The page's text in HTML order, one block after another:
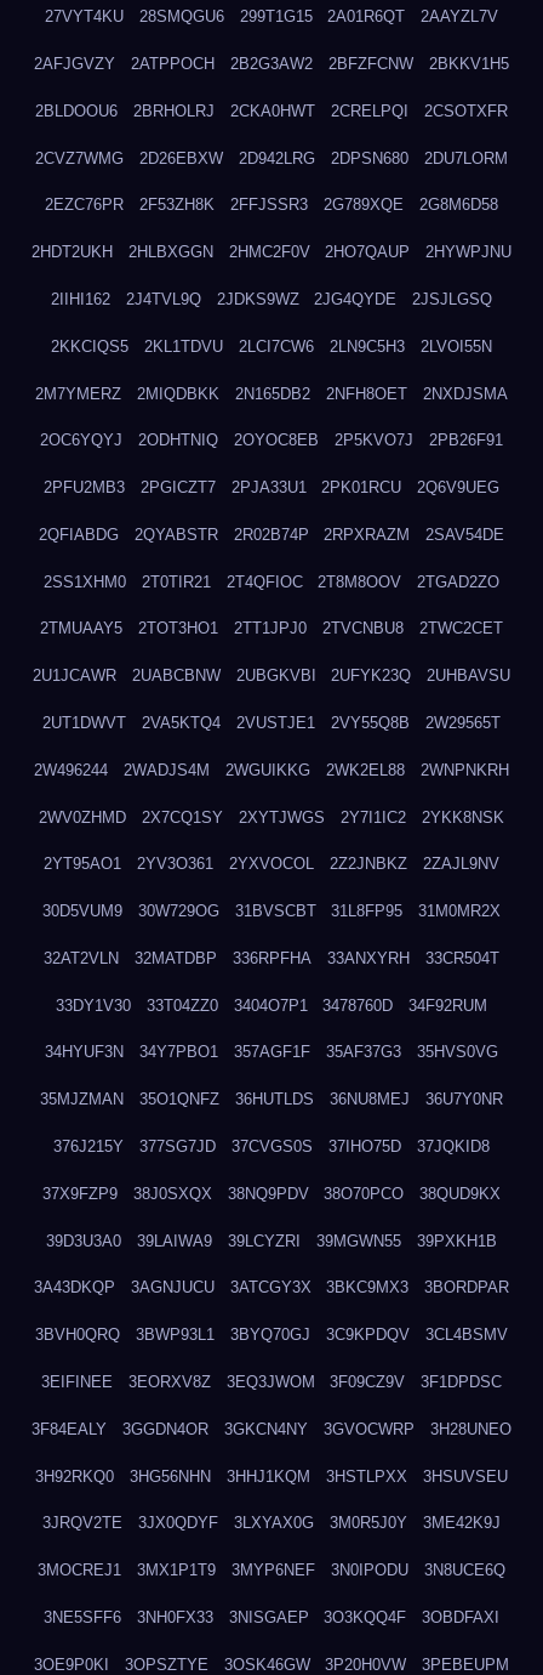
27VYT4KU 28SMQGU6 299T1G15 2A01R6QT 2AAYZL7V
2AFJGVZY 2ATPPOCH 2B2G3AW2 2BFZFCNW 2BKKV1H5
2BLDOOU6 2BRHOLRJ 2CKA0HWT 2CRELPQI 2CSOTXFR
2CVZ7WMG 2D26EBXW 2D942LRG 2DPSN680 2DU7LORM
2EZC76PR 2F53ZH8K 2FFJSSR3 2G789XQE 2G8M6D58
2HDT2UKH 2HLBXGGN 2HMC2F0V 2HO7QAUP 2HYWPJNU
2IIHI162 2J4TVL9Q 2JDKS9WZ 2JG4QYDE 2JSJLGSQ
2KKCIQS5 2KL1TDVU 2LCI7CW6 2LN9C5H3 2LVOI55N
2M7YMERZ 2MIQDBKK 2N165DB2 2NFH8OET 2NXDJSMA
2OC6YQYJ 2ODHTNIQ 2OYOC8EB 2P5KVO7J 2PB26F91
2PFU2MB3 2PGICZT7 2PJA33U1 2PK01RCU 2Q6V9UEG
2QFIABDG 2QYABSTR 2R02B74P 2RPXRAZM 2SAV54DE
2SS1XHM0 2T0TIR21 2T4QFIOC 2T8M8OOV 2TGAD2ZO
2TMUAAY5 2TOT3HO1 2TT1JPJ0 2TVCNBU8 2TWC2CET
2U1JCAWR 2UABCBNW 2UBGKVBI 2UFYK23Q 2UHBAVSU
2UT1DWVT 2VA5KTQ4 2VUSTJE1 2VY55Q8B 2W29565T
2W496244 2WADJS4M 2WGUIKKG 2WK2EL88 2WNPNKRH
2WV0ZHMD 2X7CQ1SY 2XYTJWGS 2Y7I1IC2 2YKK8NSK
2YT95AO1 2YV3O361 2YXVOCOL 2Z2JNBKZ 2ZAJL9NV
30D5VUM9 30W729OG 31BVSCBT 31L8FP95 31M0MR2X
32AT2VLN 32MATDBP 336RPFHA 33ANXYRH 33CR504T
33DY1V30 33T04ZZ0 3404O7P1 3478760D 34F92RUM
34HYUF3N 34Y7PBO1 357AGF1F 35AF37G3 35HVS0VG
35MJZMAN 35O1QNFZ 36HUTLDS 36NU8MEJ 36U7Y0NR
376J215Y 377SG7JD 37CVGS0S 37IHO75D 37JQKID8
37X9FZP9 38J0SXQX 38NQ9PDV 38O70PCO 38QUD9KX
39D3U3A0 39LAIWA9 39LCYZRI 39MGWN55 39PXKH1B
3A43DKQP 3AGNJUCU 3ATCGY3X 3BKC9MX3 3BORDPAR
3BVH0QRQ 3BWP93L1 3BYQ70GJ 3C9KPDQV 3CL4BSMV
3EIFINEE 3EORXV8Z 3EQ3JWOM 3F09CZ9V 3F1DPDSC
3F84EALY 3GGDN4OR 3GKCN4NY 3GVOCWRP 3H28UNEO
3H92RKQ0 3HG56NHN 3HHJ1KQM 3HSTLPXX 3HSUVSEU
3JRQV2TE 3JX0QDYF 3LXYAX0G 3M0R5J0Y 3ME42K9J
3MOCREJ1 3MX1P1T9 3MYP6NEF 3N0IPODU 3N8UCE6Q
3NE5SFF6 3NH0FX33 3NISGAEP 3O3KQQ4F 3OBDFAXI
3OE9P0KI 3OPSZTYE 3OSK46GW 3P20H0VW 3PEBEUPM